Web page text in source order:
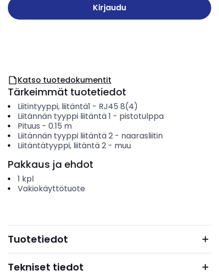
Kirjaudu
Katso tuotedokumentit
Tärkeimmät tuotetiedot
Liitintyyppi, liitäntä1 - RJ45 8(4)
Liitännän tyyppi liitäntä 1 - pistotulppa
Pituus - 0.15 m
Liitännän tyyppi liitäntä 2- naarasliitin
Liitäntätyyppi, liitäntä 2- muu
Pakkaus ja ehdot
1 kpl
Vakiokäyttötuote
Tuotetiedot
Tekniset tiedot